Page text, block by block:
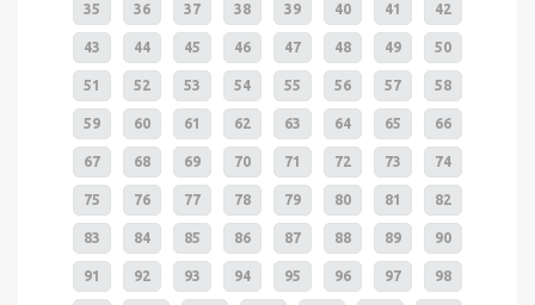
35 36 37 38 39 40 41 42
43 44 45 46 47 48 49 50
51 52 53 54 55 56 57 58
59 60 61 62 63 64 65 66
67 68 69 70 71 72 73 74
75 76 77 78 79 80 81 82
83 84 85 86 87 88 89 90
91 92 93 94 95 96 97 98